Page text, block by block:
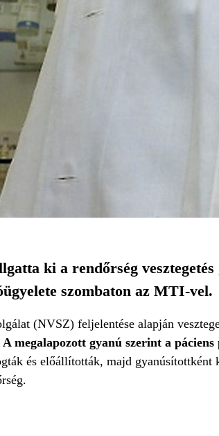
ki a rendőrség
szombaton az MTI-vel.
(NVSZ) feljelentése alapján
A megalapozott gyanú szerint a
és előállították, majd